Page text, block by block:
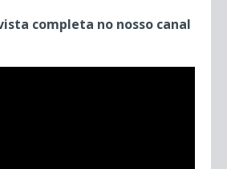
completa no nosso canal